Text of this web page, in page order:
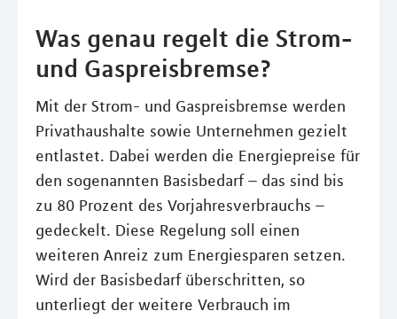
Was genau regelt die Strom-
und Gaspreisbremse?
Mit der Strom- und Gaspreisbremse werden
Privathaushalte sowie Unternehmen gezielt
entlastet. Dabei werden die Energiepreise für
den sogenannten Basisbedarf – das sind bis
zu 80 Prozent des Vorjahresverbrauchs –
gedeckelt. Diese Regelung soll einen
weiteren Anreiz zum Energiesparen setzen.
Wird der Basisbedarf überschritten, so
unterliegt der weitere Verbrauch im